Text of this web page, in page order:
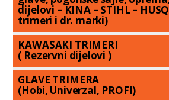
dijelovi – KINA – STIHL –
trimeri i dr. marki)
KAWASAKI TRIMERI
( Rezervni dijelovi )
GLAVE TRIMERA
(Hobi, Univerzal, PROFI)